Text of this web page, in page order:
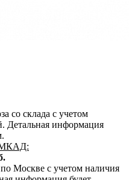
со склада с учетом
Детальная информация
МКАД:
Москве с учетом наличия